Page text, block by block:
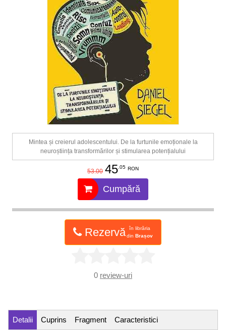
Mintea și creierul adolescentului. De la furtunile emoționale la
neuroștiința transformărilor și stimularea potențialului
53.00 45.05 RON
Cumpără
Rezervă
în librăria
din Brașov
0 review-uri
Detalii Cuprins Fragment Caracteristici